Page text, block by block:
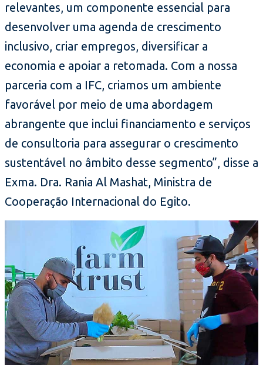
relevantes, um componente essencial para
desenvolver uma agenda de crescimento
inclusivo, criar empregos, diversificar a
economia e apoiar a retomada. Com a nossa
parceria com a IFC, criamos um ambiente
favorável por meio de uma abordagem
abrangente que inclui financiamento e serviços
de consultoria para assegurar o crescimento
sustentável no âmbito desse segmento”, disse a
Exma. Dra. Rania Al Mashat, Ministra de
Cooperação Internacional do Egito.